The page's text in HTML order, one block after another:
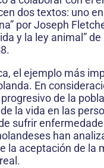
dos textos: uno
por Joseph
y la ley animal” de
el ejemplo más
En
de la
la vida en las
sufrir
han
la aceptación de la